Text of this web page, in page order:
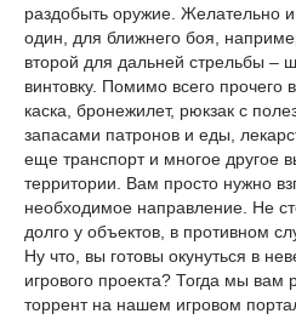
раздобыть оружие. Желательно
один, для ближнего боя,
второй для дальней стрельбы –
винтовку. Помимо всего
каска, бронежилет, рюкзак с
запасами патронов и еды,
еще транспорт и многое другое
территории. Вам просто нужно
необходимое направление. Не
долго у объектов, в противном
Ну что, вы готовы окунуться в
игрового проекта? Тогда мы вам
торрент на нашем игровом